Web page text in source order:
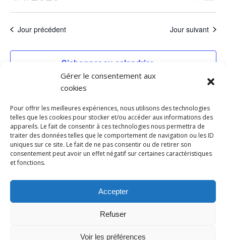
Gérer le consentement aux
cookies
Pour offrir les meilleures expériences, nous utilisons des technologies
telles que les cookies pour stocker et/ou accéder aux informations des
appareils. Le fait de consentir à ces technologies nous permettra de
traiter des données telles que le comportement de navigation ou les ID
uniques sur ce site. Le fait de ne pas consentir ou de retirer son
consentement peut avoir un effet négatif sur certaines caractéristiques
et fonctions.
Accepter
Refuser
Voir les préférences
et de
Sélectionnez
date.
Jour précédent Jour suivant
S’abonner au calendrier